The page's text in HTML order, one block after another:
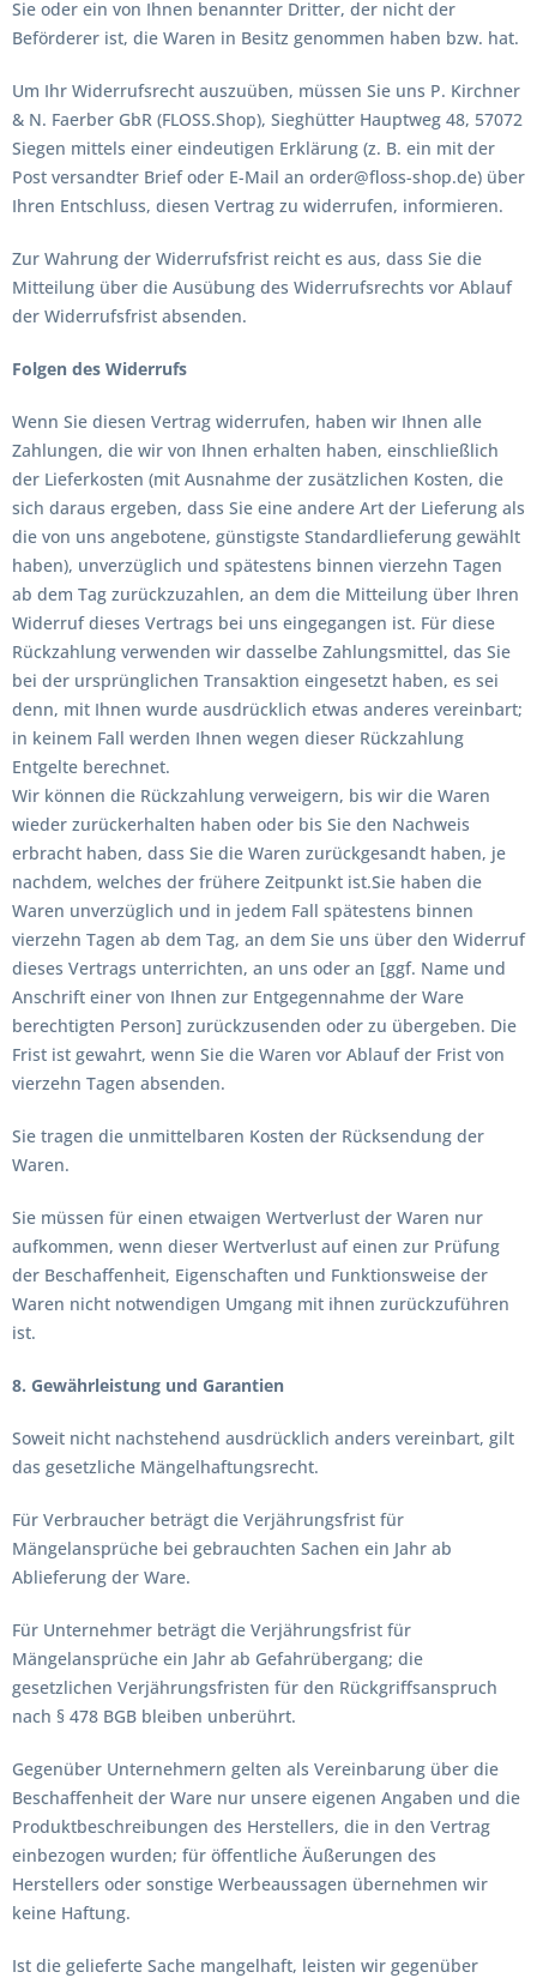
Sie oder ein von Ihnen benannter Dritter, der nicht der
Beförderer ist, die Waren in Besitz genommen haben bzw. hat.
Um Ihr Widerrufsrecht auszuüben, müssen Sie uns P. Kirchner
& N. Faerber GbR (FLOSS.Shop), Sieghütter Hauptweg 48, 57072
Siegen mittels einer eindeutigen Erklärung (z. B. ein mit der
Post versandter Brief oder E-Mail an order@floss-shop.de) über
Ihren Entschluss, diesen Vertrag zu widerrufen, informieren.
Zur Wahrung der Widerrufsfrist reicht es aus, dass Sie die
Mitteilung über die Ausübung des Widerrufsrechts vor Ablauf
der Widerrufsfrist absenden.
Folgen des Widerrufs
Wenn Sie diesen Vertrag widerrufen, haben wir Ihnen alle
Zahlungen, die wir von Ihnen erhalten haben, einschließlich
der Lieferkosten (mit Ausnahme der zusätzlichen Kosten, die
sich daraus ergeben, dass Sie eine andere Art der Lieferung als
die von uns angebotene, günstigste Standardlieferung gewählt
haben), unverzüglich und spätestens binnen vierzehn Tagen
ab dem Tag zurückzuzahlen, an dem die Mitteilung über Ihren
Widerruf dieses Vertrags bei uns eingegangen ist. Für diese
Rückzahlung verwenden wir dasselbe Zahlungsmittel, das Sie
bei der ursprünglichen Transaktion eingesetzt haben, es sei
denn, mit Ihnen wurde ausdrücklich etwas anderes vereinbart;
in keinem Fall werden Ihnen wegen dieser Rückzahlung
Entgelte berechnet.
Wir können die Rückzahlung verweigern, bis wir die Waren
wieder zurückerhalten haben oder bis Sie den Nachweis
erbracht haben, dass Sie die Waren zurückgesandt haben, je
nachdem, welches der frühere Zeitpunkt ist.Sie haben die
Waren unverzüglich und in jedem Fall spätestens binnen
vierzehn Tagen ab dem Tag, an dem Sie uns über den Widerruf
dieses Vertrags unterrichten, an uns oder an [ggf. Name und
Anschrift einer von Ihnen zur Entgegennahme der Ware
berechtigten Person] zurückzusenden oder zu übergeben. Die
Frist ist gewahrt, wenn Sie die Waren vor Ablauf der Frist von
vierzehn Tagen absenden.
Sie tragen die unmittelbaren Kosten der Rücksendung der
Waren.
Sie müssen für einen etwaigen Wertverlust der Waren nur
aufkommen, wenn dieser Wertverlust auf einen zur Prüfung
der Beschaffenheit, Eigenschaften und Funktionsweise der
Waren nicht notwendigen Umgang mit ihnen zurückzuführen
ist.
8. Gewährleistung und Garantien
Soweit nicht nachstehend ausdrücklich anders vereinbart, gilt
das gesetzliche Mängelhaftungsrecht.
Für Verbraucher beträgt die Verjährungsfrist für
Mängelansprüche bei gebrauchten Sachen ein Jahr ab
Ablieferung der Ware.
Für Unternehmer beträgt die Verjährungsfrist für
Mängelansprüche ein Jahr ab Gefahrübergang; die
gesetzlichen Verjährungsfristen für den Rückgriffsanspruch
nach § 478 BGB bleiben unberührt.
Gegenüber Unternehmern gelten als Vereinbarung über die
Beschaffenheit der Ware nur unsere eigenen Angaben und die
Produktbeschreibungen des Herstellers, die in den Vertrag
einbezogen wurden; für öffentliche Äußerungen des
Herstellers oder sonstige Werbeaussagen übernehmen wir
keine Haftung.
Ist die gelieferte Sache mangelhaft, leisten wir gegenüber